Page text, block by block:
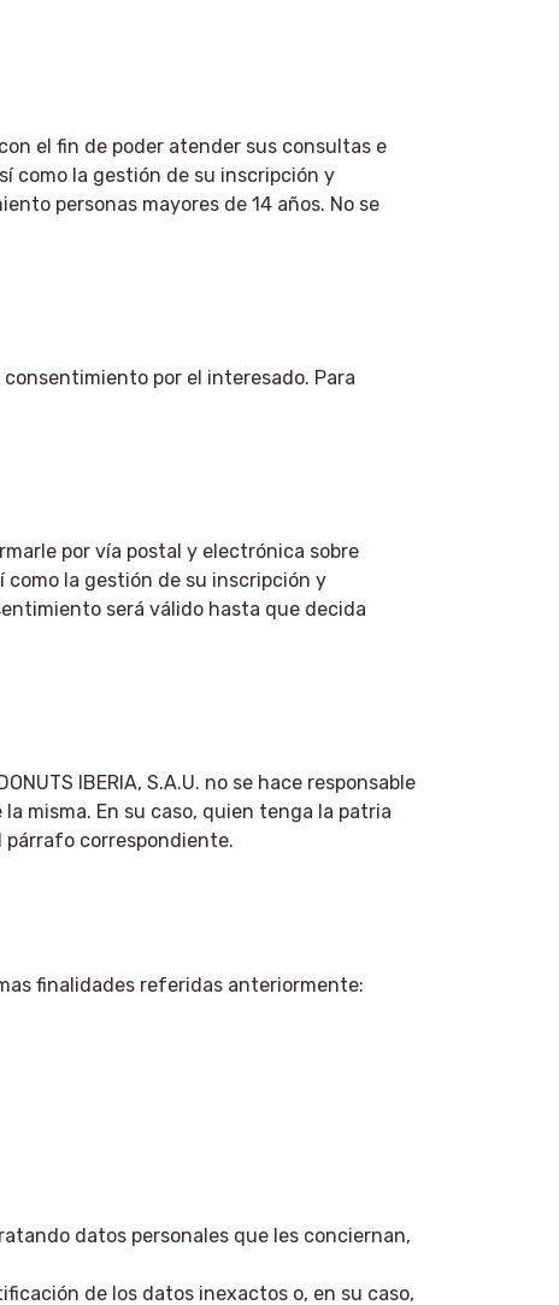
el fin de poder atender sus consultas e
como la gestión de su inscripción y
personas mayores de 14 años. No se
por el interesado. Para
por vía postal y electrónica sobre
como la gestión de su inscripción y
será válido hasta que decida
IBERIA, S.A.U. no se hace responsable
misma. En su caso, quien tenga la patria
párrafo correspondiente.
finalidades referidas anteriormente:
datos personales que les conciernan,
de los datos inexactos o, en su caso,